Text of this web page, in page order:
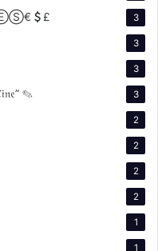
£ 3
3
3
✎ 3
2
2
2
2
1
1